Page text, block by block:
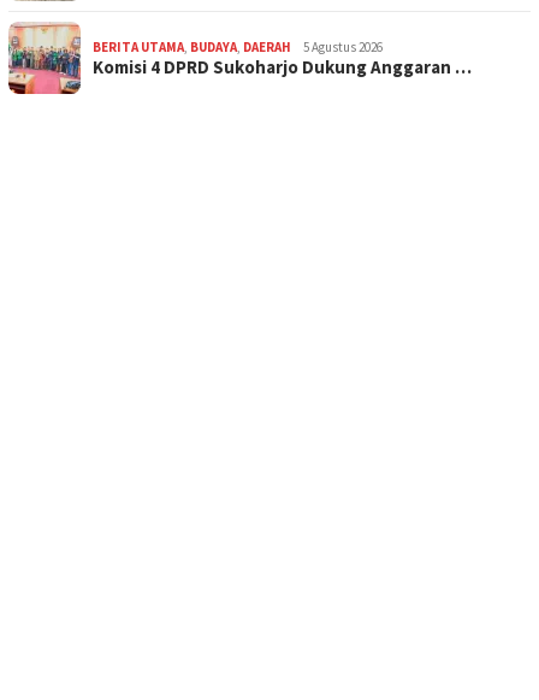
BERITA UTAMA BUDAYA DAERAH 5 Agustus 2026
Komisi 4 DPRD Sukoharjo Dukung Anggaran …